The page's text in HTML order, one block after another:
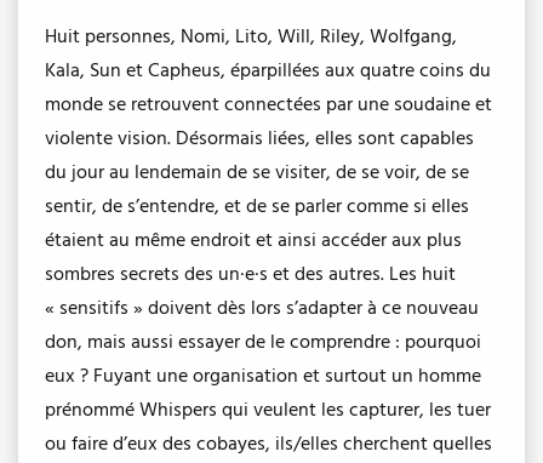
Huit personnes, Nomi, Lito, Will, Riley, Wolfgang,
Kala, Sun et Capheus, éparpillées aux quatre coins du
monde se retrouvent connectées par une soudaine et
violente vision. Désormais liées, elles sont capables
du jour au lendemain de se visiter, de se voir, de se
sentir, de s’entendre, et de se parler comme si elles
étaient au même endroit et ainsi accéder aux plus
sombres secrets des un·e·s et des autres. Les huit
« sensitifs » doivent dès lors s’adapter à ce nouveau
don, mais aussi essayer de le comprendre : pourquoi
eux ? Fuyant une organisation et surtout un homme
prénommé Whispers qui veulent les capturer, les tuer
ou faire d’eux des cobayes, ils/elles cherchent quelles